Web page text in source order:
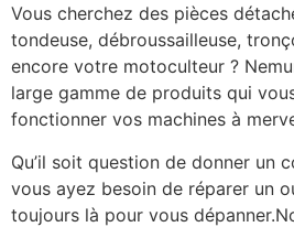
Vous cherchez des pièces
tondeuse, débroussailleuse,
encore votre motoculteur ?
large gamme de produits qui
fonctionner vos machines à
Qu’il soit question de donner un
vous ayez besoin de réparer un
toujours là pour vous